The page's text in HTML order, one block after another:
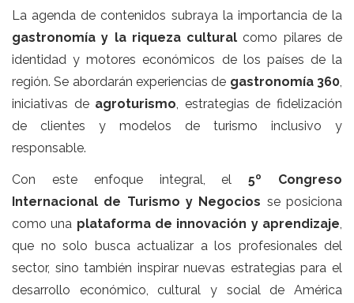
La agenda de contenidos subraya la importancia de la
gastronomía y la riqueza cultural como pilares de
identidad y motores económicos de los países de la
región. Se abordarán experiencias de gastronomía 360,
iniciativas de agroturismo, estrategias de fidelización
de clientes y modelos de turismo inclusivo y
responsable.
Con este enfoque integral, el 5º Congreso
Internacional de Turismo y Negocios se posiciona
como una plataforma de innovación y aprendizaje,
que no solo busca actualizar a los profesionales del
sector, sino también inspirar nuevas estrategias para el
desarrollo económico, cultural y social de América